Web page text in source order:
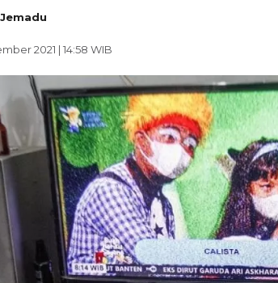
2021 | 14:58 WIB